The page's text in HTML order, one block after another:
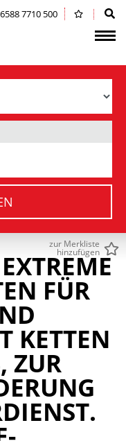
7710 500
zur Merkliste
hinzufügen
FÜR
KETTEN
ZUR